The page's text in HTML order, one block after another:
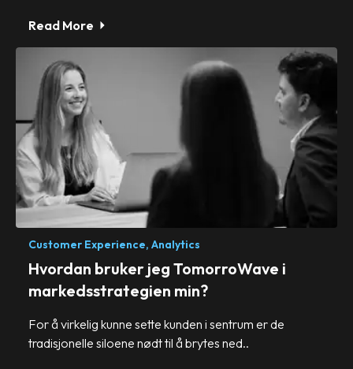
Read More
Customer Experience, Analytics
Hvordan bruker jeg TomorroWave i
markedsstrategien min?
For å virkelig kunne sette kunden i sentrum er de
tradisjonelle siloene nødt til å brytes ned..